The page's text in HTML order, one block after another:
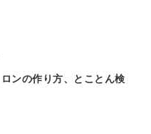
ンの作り方、とことん検